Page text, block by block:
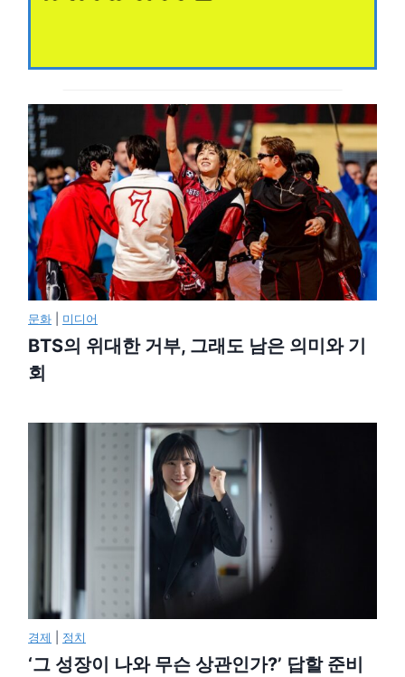
문화 미디어
BTS의 위대한 거부, 그래도 남은 의미와 기
회
경제 정치
‘그 성장이 나와 무슨 상관인가?’ 답할 준비